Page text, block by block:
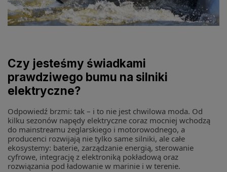
Czy jesteśmy świadkami
prawdziwego bumu na silniki
elektryczne?
Odpowiedź brzmi: tak – i to nie jest chwilowa moda. Od
kilku sezonów napędy elektryczne coraz mocniej wchodzą
do mainstreamu żeglarskiego i motorowodnego, a
producenci rozwijają nie tylko same silniki, ale całe
ekosystemy: baterie, zarządzanie energią, sterowanie
cyfrowe, integrację z elektroniką pokładową oraz
rozwiązania pod ładowanie w marinie i w terenie.